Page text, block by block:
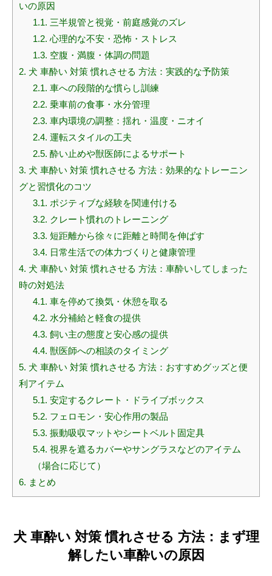
いの原因
1.1. 三半規管と視覚・前庭感覚のズレ
1.2. 心理的な不安・恐怖・ストレス
1.3. 空腹・満腹・体調の問題
2. 犬 車酔い 対策 慣れさせる 方法：実践的な予防策
2.1. 車への段階的な慣らし訓練
2.2. 乗車前の食事・水分管理
2.3. 車内環境の調整：揺れ・温度・ニオイ
2.4. 運転スタイルの工夫
2.5. 酔い止めや獣医師によるサポート
3. 犬 車酔い 対策 慣れさせる 方法：効果的なトレーニン
グと習慣化のコツ
3.1. ポジティブな経験を関連付ける
3.2. クレート慣れのトレーニング
3.3. 短距離から徐々に距離と時間を伸ばす
3.4. 日常生活での体力づくりと健康管理
4. 犬 車酔い 対策 慣れさせる 方法：車酔いしてしまった
時の対処法
4.1. 車を停めて換気・休憩を取る
4.2. 水分補給と軽食の提供
4.3. 飼い主の態度と安心感の提供
4.4. 獣医師への相談のタイミング
5. 犬 車酔い 対策 慣れさせる 方法：おすすめグッズと便
利アイテム
5.1. 安定するクレート・ドライブボックス
5.2. フェロモン・安心作用の製品
5.3. 振動吸収マットやシートベルト固定具
5.4. 視界を遮るカバーやサングラスなどのアイテム
（場合に応じて）
6. まとめ
犬 車酔い 対策 慣れさせる 方法：まず理
解したい車酔いの原因